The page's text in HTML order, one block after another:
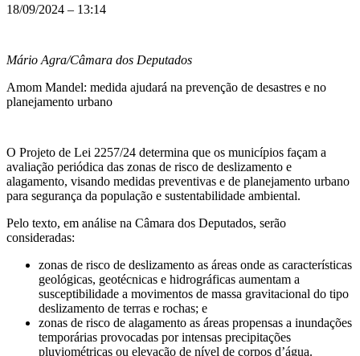
18/09/2024 – 13:14
Mário Agra/Câmara dos Deputados
Amom Mandel: medida ajudará na prevenção de desastres e no
planejamento urbano
O Projeto de Lei 2257/24 determina que os municípios façam a
avaliação periódica das zonas de risco de deslizamento e
alagamento, visando medidas preventivas e de planejamento urbano
para segurança da população e sustentabilidade ambiental.
Pelo texto, em análise na Câmara dos Deputados, serão
consideradas:
zonas de risco de deslizamento as áreas onde as características
geológicas, geotécnicas e hidrográficas aumentam a
susceptibilidade a movimentos de massa gravitacional do tipo
deslizamento de terras e rochas; e
zonas de risco de alagamento as áreas propensas a inundações
temporárias provocadas por intensas precipitações
pluviométricas ou elevação de nível de corpos d’água.